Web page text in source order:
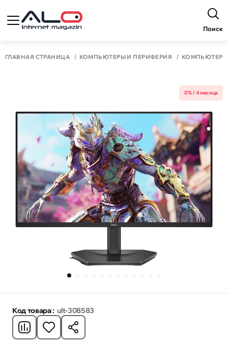
Поиск
ГЛАВНАЯ СТРАНИЦА КОМПЬЮТЕРЫ И ПЕРИФЕРИЯ КОМПЬЮТЕРЫ
0% / 4 месяца
Код товара : ult-308583